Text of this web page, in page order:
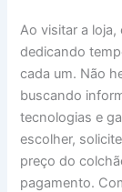
Ao visitar a
dedicando
cada um. Não
buscando
tecnologias e
escolher,
preço do
pagamento.